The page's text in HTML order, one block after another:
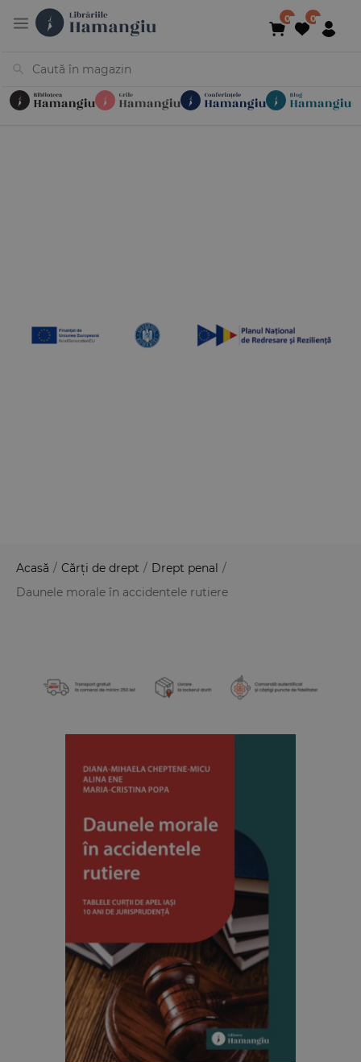
Acasă / Cărți de drept / Drept penal /
Daunele morale în accidentele rutiere